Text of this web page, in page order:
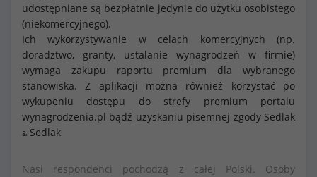
udostępniane są bezpłatnie jedynie do użytku osobistego
(niekomercyjnego).
Ich wykorzystywanie w celach komercyjnych (np.
doradztwo, granty, ustalanie wynagrodzeń w firmie)
wymaga zakupu raportu premium dla wybranego
stanowiska. Z aplikacji można również korzystać po
wykupeniu dostępu do strefy premium portalu
wynagrodzenia.pl bądź uzyskaniu pisemnej zgody Sedlak
& Sedlak
Nasi respondenci pochodzą z całej Polski. Osoby